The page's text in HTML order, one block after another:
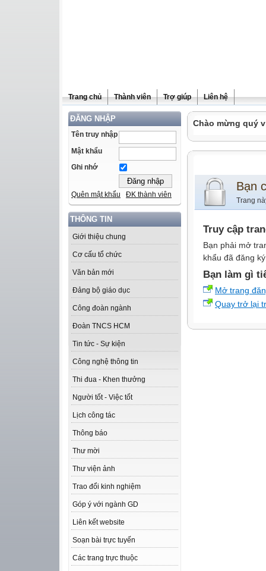
Trang chủ Thành viên Trợ giúp Liên hệ
ĐĂNG NHẬP
Tên truy nhập
Mật khẩu
Ghi nhớ
Quên mật khẩu ĐK thành viên
THÔNG TIN
Giới thiệu chung
Cơ cấu tổ chức
Văn bản mới
Đảng bộ giáo dục
Công đoàn ngành
Đoàn TNCS HCM
Tin tức - Sự kiện
Công nghệ thông tin
Thi đua - Khen thưởng
Người tốt - Việc tốt
Lịch công tác
Thông báo
Thư mời
Thư viện ảnh
Trao đổi kinh nghiệm
Góp ý với ngành GD
Liên kết website
Soạn bài trực tuyến
Các trang trực thuộc
Chào mừng quý
Bạn
Trang
Truy cập
Bạn phải mở
khẩu đã đăng
Bạn làm gì
Mở trang
Quay trở lại